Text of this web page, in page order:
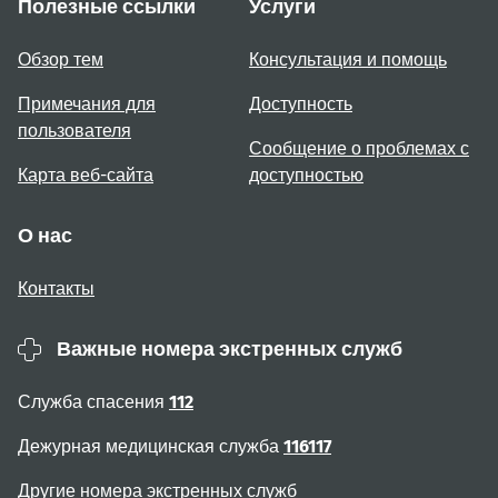
Полезные ссылки
Обзор тем
Примечания для
пользователя
Карта веб-сайта
Услуги
Консультация и помощь
Доступность
Сообщение о проблемах с
доступностью
О нас
Контакты
Важные номера экстренных служб
Служба спасения 112
Дежурная медицинская служба 116117
Другие номера экстренных служб